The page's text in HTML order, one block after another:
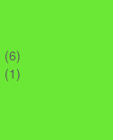
(6)
(1)